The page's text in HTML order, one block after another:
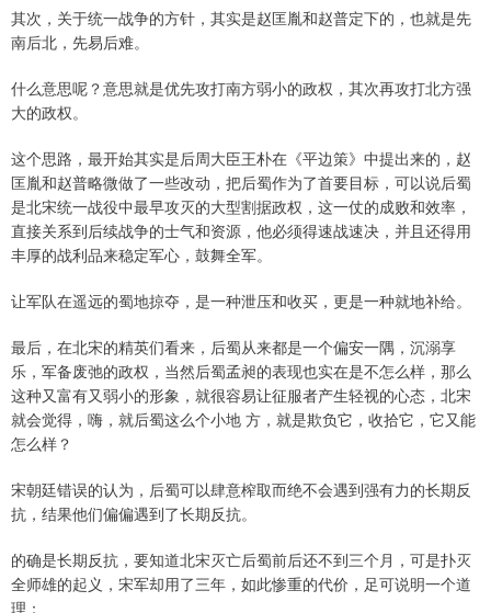
其次，关于统一战争的方针，其实是赵匡胤和赵普定下的，也就是先
南后北，先易后难。
什么意思呢？意思就是优先攻打南方弱小的政权，其次再攻打北方强
大的政权。
这个思路，最开始其实是后周大臣王朴在《平边策》中提出来的，赵
匡胤和赵普略微做了一些改动，把后蜀作为了首要目标，可以说后蜀
是北宋统一战役中最早攻灭的大型割据政权，这一仗的成败和效率，
直接关系到后续战争的士气和资源，他必须得速战速决，并且还得用
丰厚的战利品来稳定军心，鼓舞全军。
让军队在遥远的蜀地掠夺，是一种泄压和收买，更是一种就地补给。
最后，在北宋的精英们看来，后蜀从来都是一个偏安一隅，沉溺享
乐，军备废弛的政权，当然后蜀孟昶的表现也实在是不怎么样，那么
这种又富有又弱小的形象，就很容易让征服者产生轻视的心态，北宋
就会觉得，嗨，就后蜀这么个小地 方，就是欺负它，收拾它，它又能
怎么样？
宋朝廷错误的认为，后蜀可以肆意榨取而绝不会遇到强有力的长期反
抗，结果他们偏偏遇到了长期反抗。
的确是长期反抗，要知道北宋灭亡后蜀前后还不到三个月，可是扑灭
全师雄的起义，宋军却用了三年，如此惨重的代价，足可说明一个道
理：